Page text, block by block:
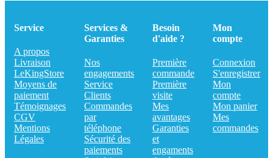
Service
A propos
Livraison
LeKingStore
Moyens de
paiement
Témoignages
CGV
Mentions
Légales
Services &
Garanties
Nos
engagements
Service
Clients
Commandes
par
téléphone
Sécurité des
paiements
Besoin
d'aide ?
Première
commande
Première
visite
Mes
avantages
Garanties
et
engaments
Mon
compte
Connexion
S'enregistrer
Mon
compte
Mon panier
Mes
commandes